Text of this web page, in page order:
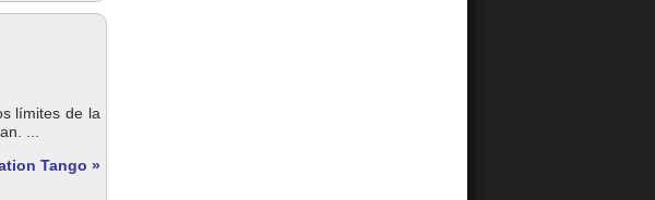
límites de la
...
Tango »